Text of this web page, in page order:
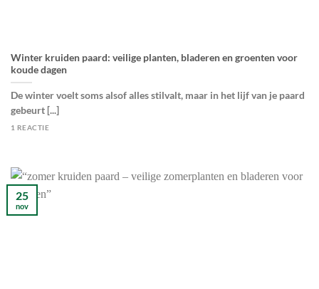
Winter kruiden paard: veilige planten, bladeren en groenten voor
koude dagen
De winter voelt soms alsof alles stilvalt, maar in het lijf van je paard
gebeurt [...]
1 REACTIE
25
nov